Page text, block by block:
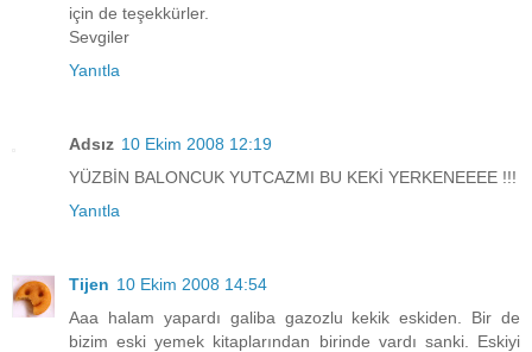
için de teşekkürler.
Sevgiler
Yanıtla
Adsız 10 Ekim 2008 12:19
YÜZBİN BALONCUK YUTCAZMI BU KEKİ YERKENEEEE !!!
Yanıtla
Tijen 10 Ekim 2008 14:54
Aaa halam yapardı galiba gazozlu kekik eskiden. Bir de
bizim eski yemek kitaplarından birinde vardı sanki. Eskiyi